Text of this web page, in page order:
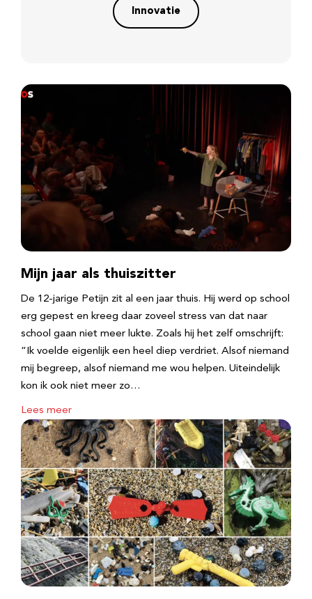
Innovatie
Mijn jaar als thuiszitter
De 12-jarige Petijn zit al een jaar thuis. Hij werd op school
erg gepest en kreeg daar zoveel stress van dat naar
school gaan niet meer lukte. Zoals hij het zelf omschrijft:
“Ik voelde eigenlijk een heel diep verdriet. Alsof niemand
mij begreep, alsof niemand me wou helpen. Uiteindelijk
kon ik ook niet meer zo…
Lees meer